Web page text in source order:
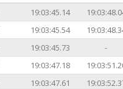
19:03:45.14
19:03:45.54
19:03:45.73
-
19:03:47.18
19:03:47.61